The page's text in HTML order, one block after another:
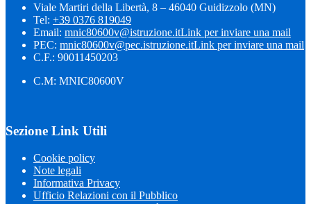
Viale Martiri della Libertà, 8 – 46040 Guidizzolo (MN)
Tel: +39 0376 819049
Email: mnic80600v@istruzione.itLink per inviare una mail
PEC: mnic80600v@pec.istruzione.itLink per inviare una mail
C.F.: 90011450203
C.M: MNIC80600V
Sezione Link Utili
Cookie policy
Note legali
Informativa Privacy
Ufficio Relazioni con il Pubblico